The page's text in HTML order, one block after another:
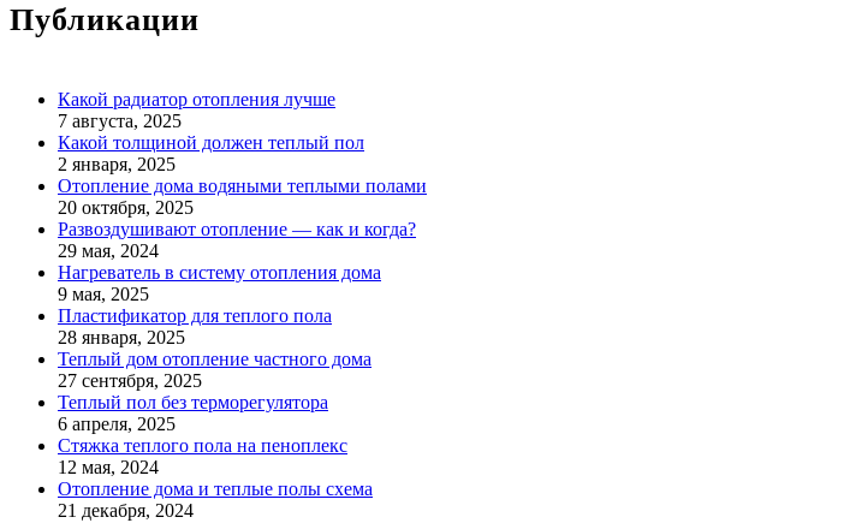
Публикации
Какой радиатор отопления лучше
7 августа, 2025
Какой толщиной должен теплый пол
2 января, 2025
Отопление дома водяными теплыми полами
20 октября, 2025
Развоздушивают отопление — как и когда?
29 мая, 2024
Нагреватель в систему отопления дома
9 мая, 2025
Пластификатор для теплого пола
28 января, 2025
Теплый дом отопление частного дома
27 сентября, 2025
Теплый пол без терморегулятора
6 апреля, 2025
Стяжка теплого пола на пеноплекс
12 мая, 2024
Отопление дома и теплые полы схема
21 декабря, 2024